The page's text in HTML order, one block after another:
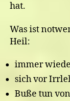
hat.
Was ist
Heil:
immer
sich vor
Buße tun